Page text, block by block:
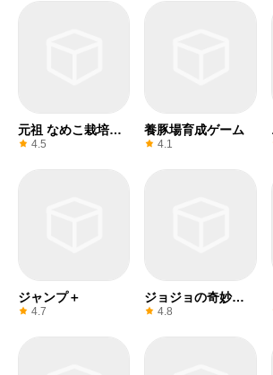
元祖 なめこ栽培キ
ット
4.5
養豚場育成ゲーム
4.1
ジャンプ＋
4.7
ジョジョの奇妙な
冒険
4.8